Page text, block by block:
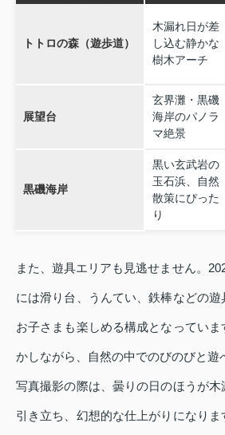
トトロの森（遊歩道）
木漏れ日が差
し込む静かな
樹木アーチ
展望台
玄界灘・黒磯
海岸のパノラ
マ絶景
黒磯海岸
黒い玄武岩の
玉石浜、自然
散策にぴった
り
また、遊具エリアも見逃せません。
には滑り台、うんてい、鉄棒などの
お子さまも楽しめる構成となってい
かしながら、自然の中でのびのびと遊
写真撮影の際は、曇りの日のほうが
引き立ち、幻想的な仕上がりになり